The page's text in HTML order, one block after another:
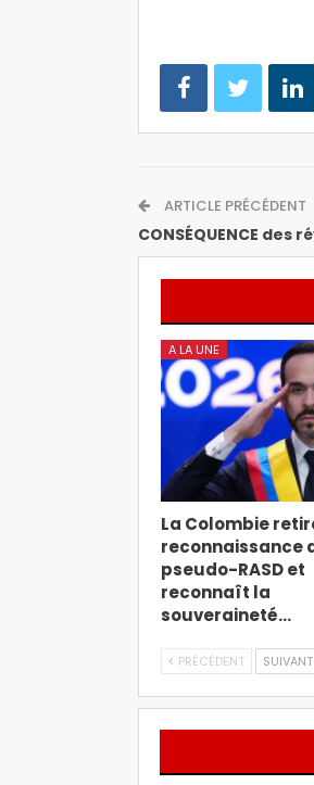
ARTICLE PRÉCÉDENT
CONSÉQUENCE
A LA UNE
La Colombie
reconnaissance
pseudo-RASD et
reconnaît la
souveraineté…
PRÉCÉDENT SUIVANT